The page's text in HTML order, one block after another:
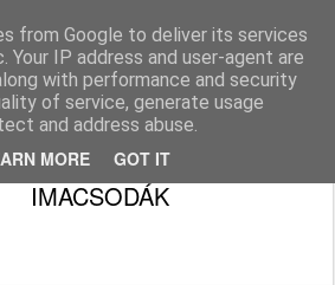
from Google to deliver its services
Your IP address and user-agent are
with performance and security
of service, generate usage
and address abuse.
MORE GOT IT
TI ANYAGBA RÖGZÜLT
IMACSODÁK